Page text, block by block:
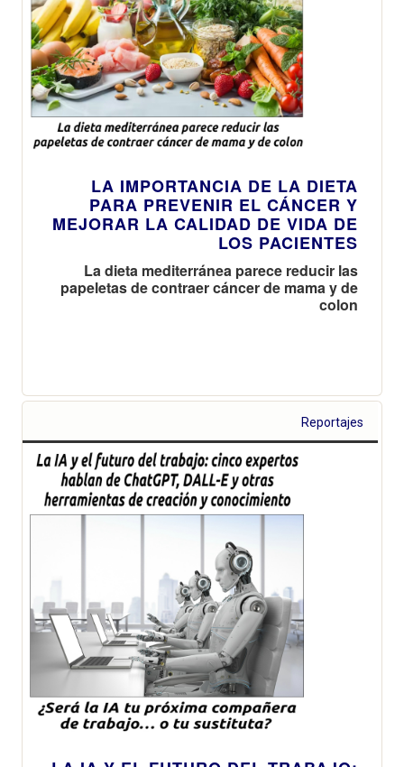
LA IMPORTANCIA DE LA DIETA
PARA PREVENIR EL CÁNCER Y
MEJORAR LA CALIDAD DE VIDA DE
LOS PACIENTES
La dieta mediterránea parece reducir las
papeletas de contraer cáncer de mama y de
colon
Reportajes